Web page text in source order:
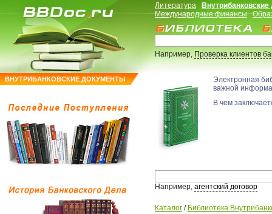
ВНУТРИБАНКОВСКИЕ ДОКУМЕНТЫ
Литература
Международные финансы
Например,Проверка клиентов
Электронная
важной
В чем
Например, агентский договор
Каталог / Библиотека